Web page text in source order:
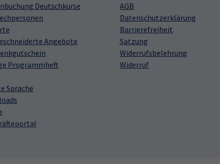
Deutschkurse
Angebote
Programmheft
Sprache
AGB
Datenschutzerklärung
Barrierefreiheit
Satzung
Widerrufsbelehrung
Widerruf